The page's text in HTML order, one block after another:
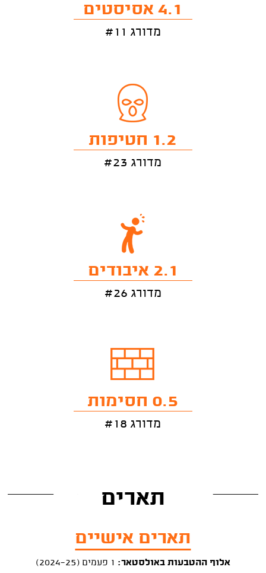
4.1 אסיסטים
מדורג #11
1.2 חטיפות
מדורג #23
2.1 איבודים
מדורג #26
0.5 חסימות
מדורג #18
תארים
תארים אישיים
אלוף ההטבעות באולסטאר: